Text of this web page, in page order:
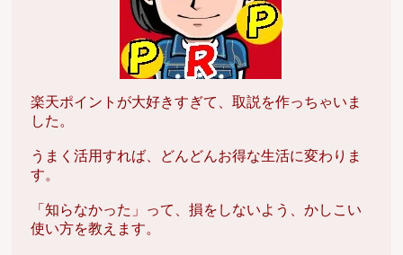
楽天ポイントが大好きすぎて、取説を作っちゃいま
した。
うまく活用すれば、どんどんお得な生活に変わりま
す。
「知らなかった」って、損をしないよう、かしこい
使い方を教えます。